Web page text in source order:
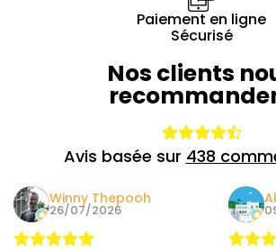
Paiement en ligne
Sécurisé
Nos clients
Avis basée sur 438
Winny Thepooh
26/07/2026